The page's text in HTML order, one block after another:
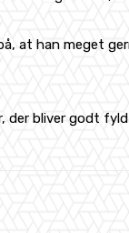
at han meget
der bliver godt